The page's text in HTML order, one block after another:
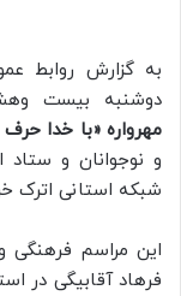
به گزارش روابط
دوشنبه بیست
مهرواره «با خدا
و نوجوانان و ستاد
شبکه استانی اترک
این مراسم فرهنگی
فرهاد آقابیگی در